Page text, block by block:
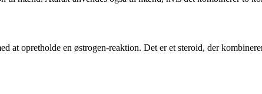
at opretholde en østrogen-reaktion. Det er et steroid, der